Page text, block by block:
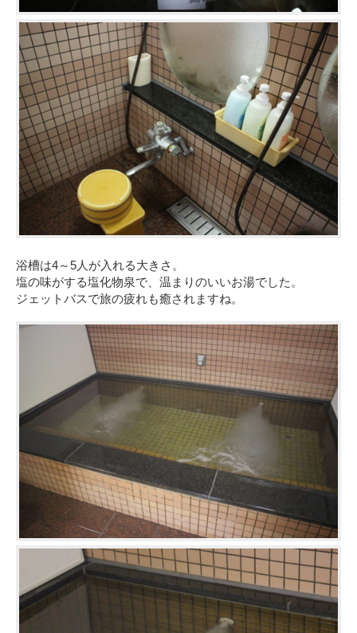
浴槽は4～5人が入れる大きさ。
塩の味がする塩化物泉で、温まりのいいお湯でした。
ジェットバスで旅の疲れも癒されますね。